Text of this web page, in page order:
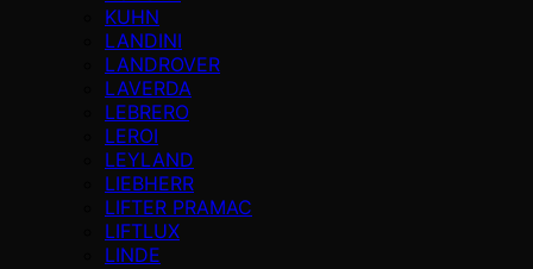
KUHN
LANDINI
LANDROVER
LAVERDA
LEBRERO
LEROI
LEYLAND
LIEBHERR
LIFTER PRAMAC
LIFTLUX
LINDE